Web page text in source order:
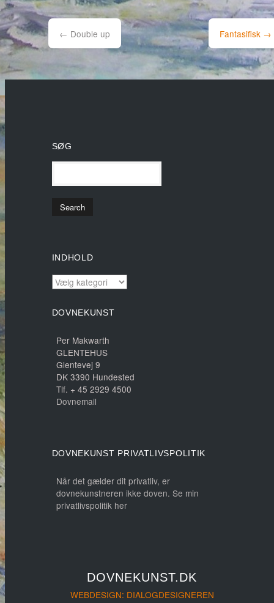
← Double up Fantasifisk →
SØG
INDHOLD
INDHOLD
DOVNEKUNST
Per Makwarth
GLENTEHUS
Glentevej 9
DK 3390 Hundested
Tlf. + 45 2929 4500
Dovnemail
DOVNEKUNST PRIVATLIVSPOLITIK
Når det gælder dit privatliv, er
dovnekunstneren ikke doven. Se min
privatlivspolitik her
DOVNEKUNST.DK
WEBDESIGN: DIALOGDESIGNEREN